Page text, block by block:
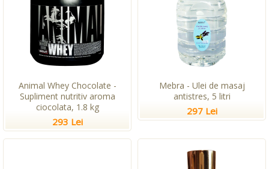
Animal Whey Chocolate -
Supliment nutritiv aroma
ciocolata, 1.8 kg
293 Lei
Mebra - Ulei de masaj
antistres, 5 litri
297 Lei